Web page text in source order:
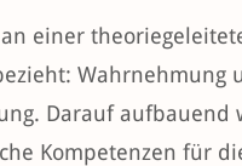
einer
Wahrnehmung
Darauf aufbauend
Kompetenzen für